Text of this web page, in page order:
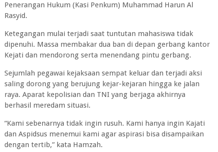
Penerangan Hukum (Kasi Penkum) Muhammad Harun Al
Rasyid.
Ketegangan mulai terjadi saat tuntutan mahasiswa tidak
dipenuhi. Massa membakar dua ban di depan gerbang kantor
Kejati dan mendorong serta menendang pintu gerbang.
Sejumlah pegawai kejaksaan sempat keluar dan terjadi aksi
saling dorong yang berujung kejar-kejaran hingga ke jalan
raya. Aparat kepolisian dan TNI yang berjaga akhirnya
berhasil meredam situasi.
“Kami sebenarnya tidak ingin rusuh. Kami hanya ingin Kajati
dan Aspidsus menemui kami agar aspirasi bisa disampaikan
dengan tertib,” kata Hamzah.